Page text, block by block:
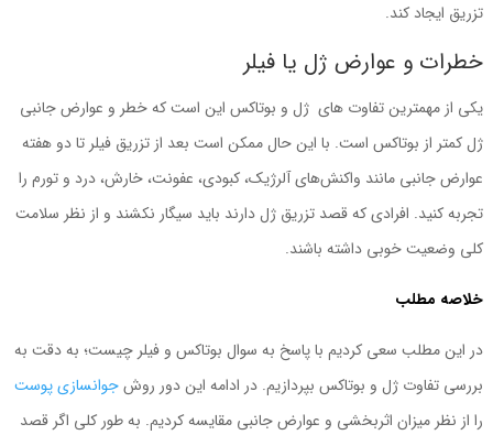
تزریق ایجاد کند.
خطرات و عوارض ژل یا فیلر
یکی از مهمترین تفاوت های ژل و بوتاکس این است که خطر و عوارض جانبی
ژل کمتر از بوتاکس است. با این حال ممکن است بعد از تزریق فیلر تا دو هفته
عوارض جانبی مانند واکنش‌های آلرژیک، کبودی، عفونت، خارش، درد و تورم را
تجربه کنید. افرادی که قصد تزریق ژل دارند باید سیگار نکشند و از نظر سلامت
کلی وضعیت خوبی داشته باشند.
خلاصه مطلب
در این مطلب سعی کردیم با پاسخ به سوال بوتاکس و فیلر چیست؛ به دقت به
بررسی تفاوت ژل و بوتاکس بپردازیم. در ادامه این دور روشجوانسازی پوست
را از نظر میزان اثربخشی و عوارض جانبی مقایسه کردیم. به طور کلی اگر قصد